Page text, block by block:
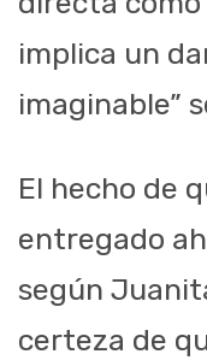
implica un
imaginable”
El hecho de
entregado
según
certeza de